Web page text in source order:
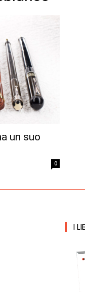
un suo
0
I